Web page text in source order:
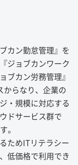
カン勤怠管理』を
ジョブカンワーク
ブカン労務管理』
からなり、企業の
・規模に対応する
ドサービス群で
。
ためITリテラシー
低価格で利用でき